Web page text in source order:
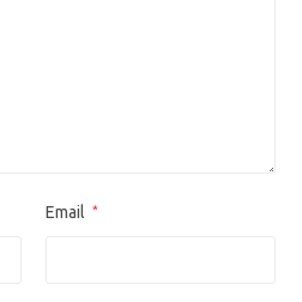
Email *